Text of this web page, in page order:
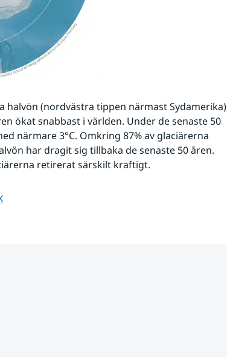
halvön (nordvästra tippen närmast Sydamerika)
ökat snabbast i världen. Under de senaste 50
närmare 3°C. Omkring 87% av glaciärerna
har dragit sig tillbaka de senaste 50 åren.
retirerat särskilt kraftigt.
på sidan på